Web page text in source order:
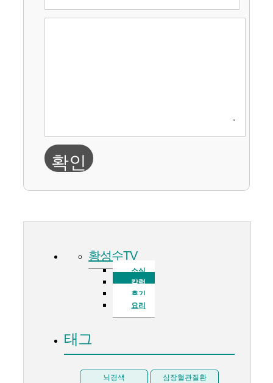
확인
황성수TV
소식
칼럼
후기
요리
태그
뇌경색 심장혈관질환